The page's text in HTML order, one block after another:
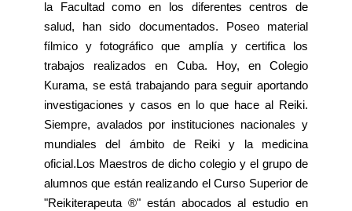
la Facultad como en los diferentes centros de
salud, han sido documentados. Poseo material
fílmico y fotográfico que amplía y certifica los
trabajos realizados en Cuba. Hoy, en Colegio
Kurama, se está trabajando para seguir aportando
investigaciones y casos en lo que hace al Reiki.
Siempre, avalados por instituciones nacionales y
mundiales del ámbito de Reiki y la medicina
oficial.Los Maestros de dicho colegio y el grupo de
alumnos que están realizando el Curso Superior de
"Reikiterapeuta ®" están abocados al estudio en